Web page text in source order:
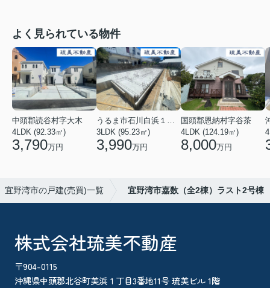
よく見られている物件
中頭郡読谷村字大木
4LDK (92.33㎡)
3,790万円
3LDK (95.23㎡)
3,990万円
国頭郡恩納村字谷茶
4LDK (124.19㎡)
8,000万円
宜野湾市の戸建(売買)一覧 宜野湾市嘉数（全2棟）ラスト2号棟
株式会社琉美不動産
〒904-0115
沖縄県中頭郡北谷町美浜１丁目3番地11号 琉美ビル 1階